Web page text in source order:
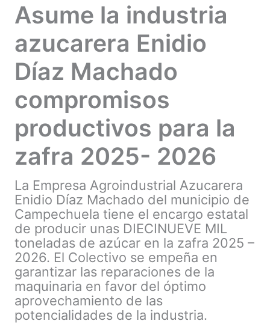
Asume la industria
azucarera Enidio
Díaz Machado
compromisos
productivos para la
zafra 2025- 2026
La Empresa Agroindustrial Azucarera
Enidio Díaz Machado del municipio de
Campechuela tiene el encargo estatal
de producir unas DIECINUEVE MIL
toneladas de azúcar en la zafra 2025 –
2026. El Colectivo se empeña en
garantizar las reparaciones de la
maquinaria en favor del óptimo
aprovechamiento de las
potencialidades de la industria.